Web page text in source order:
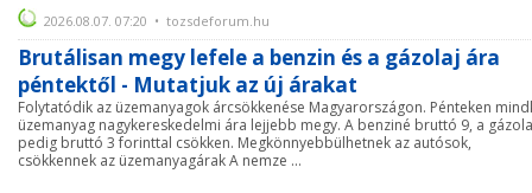
2026.08.07. 07:20 • tozsdeforum.hu
Brutálisan megy lefele a benzin és a gázolaj ára
péntektől - Mutatjuk az új árakat
Folytatódik az üzemanyagok árcsökkenése Magyarországon. Pénteken
üzemanyag nagykereskedelmi ára lejjebb megy. A benziné bruttó 9, a
pedig bruttó 3 forinttal csökken. Megkönnyebbülhetnek az autósok,
csökkennek az üzemanyagárak A nemze ...